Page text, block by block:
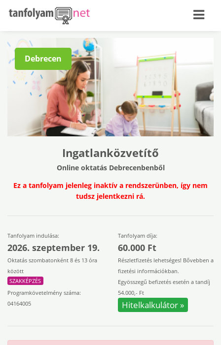
Debrecen
Ingatlanközvetítő
Online oktatás Debrecenbenből
Ez a tanfolyam jelenleg inaktív a rendszerünben, így nem
tudsz jelentkezni rá.
Tanfolyam indulása:
2026. szeptember 19.
Oktatás szombatonként 8 és 13 óra
között
SZAKKÉPZÉS
Programkövetelmény száma:
04164005
Tanfolyam díja:
60.000 Ft
Részletfizetés lehetséges! Bővebben a
fizetési információkban.
Egyösszegű befizetés esetén a tandíj
54.000,- Ft
Hitelkalkulátor »